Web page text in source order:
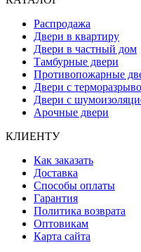
Распродажа
Двери в квартиру
Двери в частный дом
Тамбурные двери
Противопожарные
Двери с
Двери с
Арочные двери
КЛИЕНТУ
Как заказать
Доставка
Способы оплаты
Гарантия
Политика возврата
Оптовикам
Карта сайта